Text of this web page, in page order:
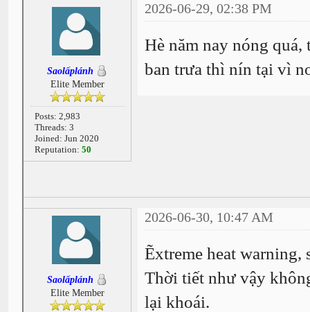
Saolấplánh
Elite Member
Posts: 2,983
Threads: 3
Joined: Jun 2020
Reputation: 50
2026-06-29, 02:38 PM
Hè năm nay nóng
ban trưa thì nín tại vì
Saolấplánh
Elite Member
2026-06-30, 10:47 AM
Ẽxtreme heat
Thời tiết như vậy
lại khoái.